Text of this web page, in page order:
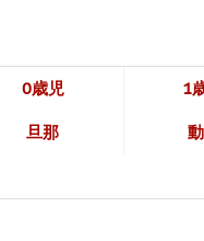
0歳児 1
旦那